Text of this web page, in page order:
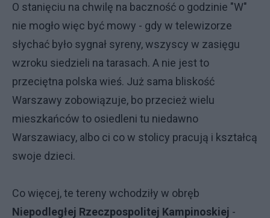
O stanięciu na chwilę na baczność o godzinie "W"
nie mogło więc być mowy - gdy w telewizorze
słychać było sygnał syreny, wszyscy w zasięgu
wzroku siedzieli na tarasach. A nie jest to
przeciętna polska wieś. Już sama bliskość
Warszawy zobowiązuje, bo przecież wielu
mieszkańców to osiedleni tu niedawno
Warszawiacy, albo ci co w stolicy pracują i kształcą
swoje dzieci.
Co więcej, te tereny wchodziły w obręb
Niepodległej Rzeczpospolitej Kampinoskiej -